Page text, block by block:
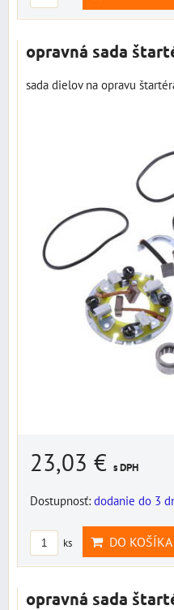
opravná sada
sada dielov na opravu
23,03 € s DPH
Dostupnosť: dodanie do 3
ks DO KOŠÍKA
opravná sada